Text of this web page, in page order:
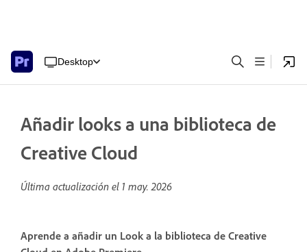
Desktop
Añadir looks a una biblioteca de
Creative Cloud
Última actualización el 1 may. 2026
Aprende a añadir un Look a la biblioteca de Creative